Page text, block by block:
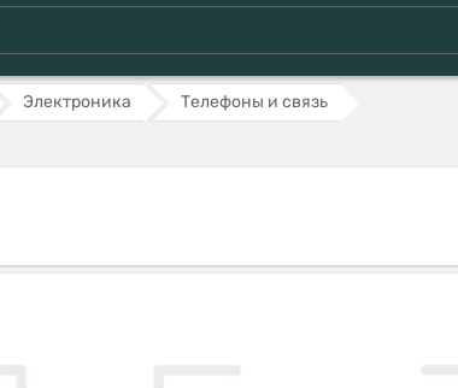
Электроника Телефоны и связь